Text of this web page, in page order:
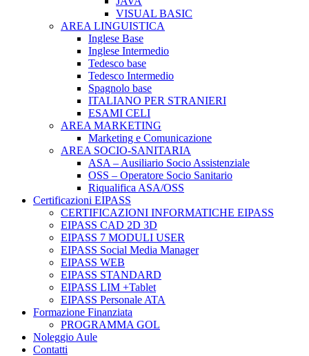
VISUAL BASIC
AREA LINGUISTICA
Inglese Base
Inglese Intermedio
Tedesco base
Tedesco Intermedio
Spagnolo base
ITALIANO PER STRANIERI
ESAMI CELI
AREA MARKETING
Marketing e Comunicazione
AREA SOCIO-SANITARIA
ASA – Ausiliario Socio Assistenziale
OSS – Operatore Socio Sanitario
Riqualifica ASA/OSS
Certificazioni EIPASS
CERTIFICAZIONI INFORMATICHE EIPASS
EIPASS CAD 2D 3D
EIPASS 7 MODULI USER
EIPASS Social Media Manager
EIPASS WEB
EIPASS STANDARD
EIPASS LIM +Tablet
EIPASS Personale ATA
Formazione Finanziata
PROGRAMMA GOL
Noleggio Aule
Contatti